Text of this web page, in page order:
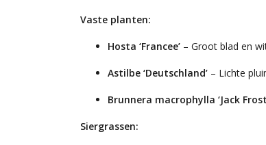
Vaste planten:
Hosta ‘Francee’ – Groot blad en
Astilbe ‘Deutschland’ – Lichte
Brunnera macrophylla ‘Jack
Siergrassen: